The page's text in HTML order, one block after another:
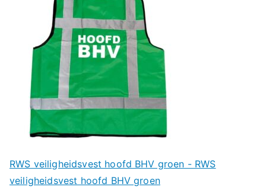
RWS veiligheidsvest hoofd BHV groen - RWS
veiligheidsvest hoofd BHV groen